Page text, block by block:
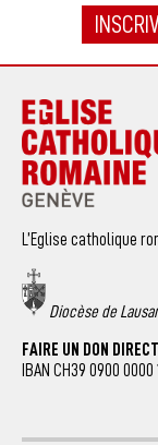
L’Eglise catholique
Diocèse de
FAIRE UN DON DIRECT
IBAN CH39 0900